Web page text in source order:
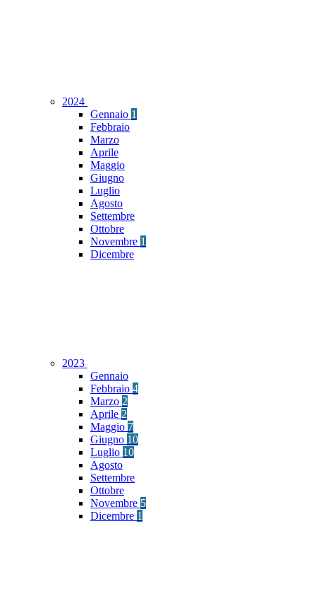
2024
Gennaio 1
Febbraio
Marzo
Aprile
Maggio
Giugno
Luglio
Agosto
Settembre
Ottobre
Novembre 1
Dicembre
2023
Gennaio
Febbraio 4
Marzo 2
Aprile 2
Maggio 7
Giugno 10
Luglio 10
Agosto
Settembre
Ottobre
Novembre 5
Dicembre 1